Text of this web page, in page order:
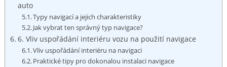
auto
Typy navigací a jejich charakteristiky
Jak vybrat ten správný typ navigace?
6. Vliv uspořádání interiéru⁣ vozu na použití navigace
Vliv uspořádání interiéru na⁣ navigaci
Praktické tipy pro dokonalou instalaci ⁤navigace